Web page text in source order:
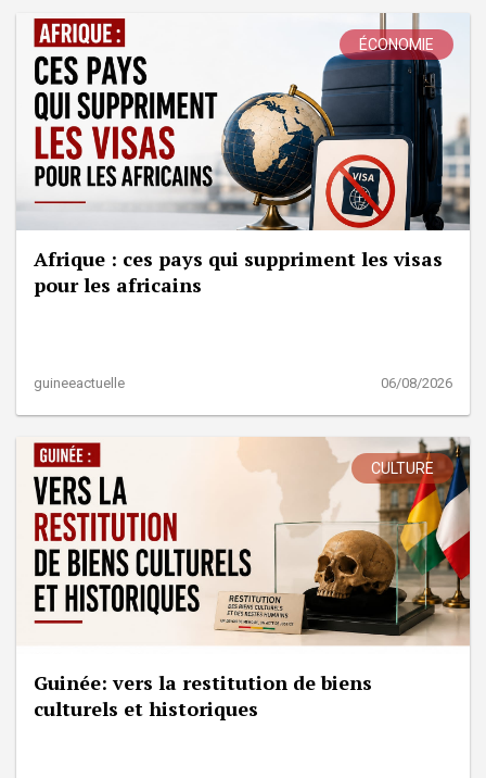
ÉCONOMIE
Afrique : ces pays qui suppriment les visas
pour les africains
guineeactuelle 06/08/2026
CULTURE
Guinée: vers la restitution de biens
culturels et historiques